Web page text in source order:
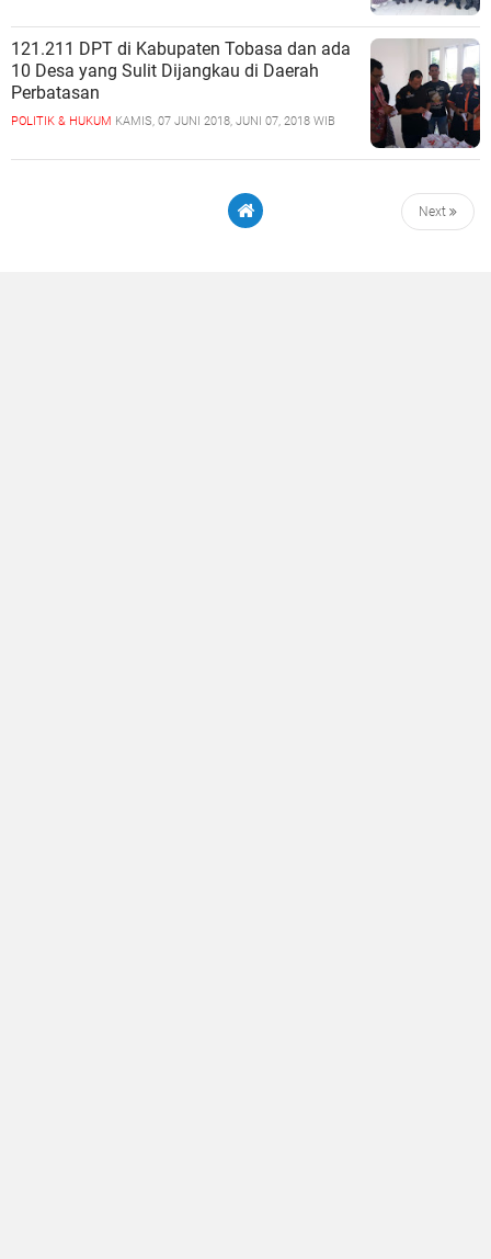
121.211 DPT di Kabupaten Tobasa dan ada
10 Desa yang Sulit Dijangkau di Daerah
Perbatasan
POLITIK & HUKUM KAMIS, 07 JUNI 2018, JUNI 07, 2018 WIB
Next